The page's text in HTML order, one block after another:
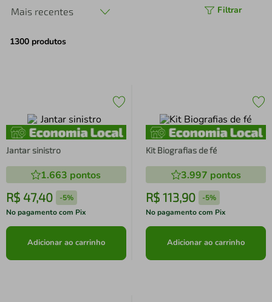
Mais recentes Filtrar
1300 produtos
Jantar sinistro
1.663 pontos
R$ 47,40 -5%
No pagamento com Pix
Adicionar ao carrinho
Kit Biografias de fé
3.997 pontos
R$ 113,90 -5%
No pagamento com Pix
Adicionar ao carrinho
perfume
4º air fryer